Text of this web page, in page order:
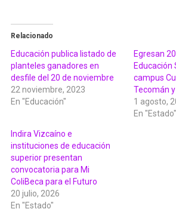
Relacionado
Educación publica listado de
planteles ganadores en
desfile del 20 de noviembre
22 noviembre, 2023
En "Educación"
Egresan
Educación
campus
Tecomán
1 agosto,
En "Estado"
Indira Vizcaíno e
instituciones de educación
superior presentan
convocatoria para Mi
ColiBeca para el Futuro
20 julio, 2026
En "Estado"